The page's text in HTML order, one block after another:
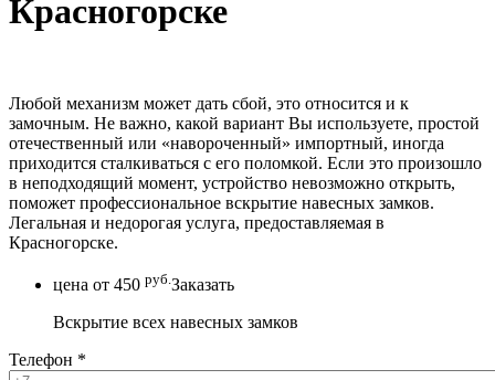
Красногорске
Любой механизм может дать сбой, это относится и к
замочным. Не важно, какой вариант Вы используете, простой
отечественный или «навороченный» импортный, иногда
приходится сталкиваться с его поломкой. Если это произошло
в неподходящий момент, устройство невозможно открыть,
поможет профессиональное вскрытие навесных замков.
Легальная и недорогая услуга, предоставляемая в
Красногорске.
цена от 450 руб. Заказать
Вскрытие всех навесных замков
Телефон *